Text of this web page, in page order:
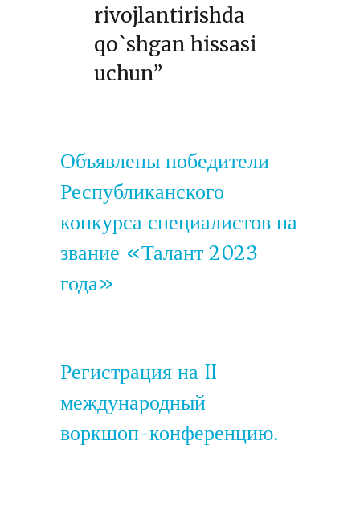
rivojlantirishda
qo`shgan hissasi
uchun”
Объявлены победители
Республиканского
конкурса специалистов на
звание «Талант 2023
года»
Регистрация на II
международный
воркшоп-конференцию.